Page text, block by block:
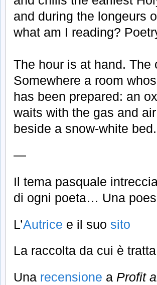
and during the longeurs
what am I reading?
The hour is at hand. The
Somewhere a room
has been prepared: an
waits with the gas and
beside a snow-white bed.
—
Il tema pasquale
di ogni poeta… Una
L’Autrice e il suo sito
La raccolta da cui è
Una recensione a Profit